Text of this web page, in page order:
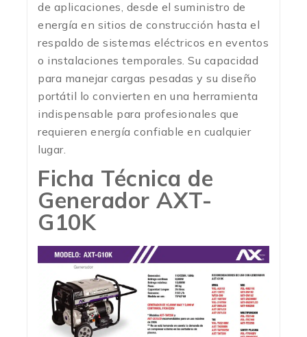
de aplicaciones, desde el suministro de
energía en sitios de construcción hasta el
respaldo de sistemas eléctricos en eventos
o instalaciones temporales. Su capacidad
para manejar cargas pesadas y su diseño
portátil lo convierten en una herramienta
indispensable para profesionales que
requieren energía confiable en cualquier
lugar.
Ficha Técnica de
Generador AXT-
G10K